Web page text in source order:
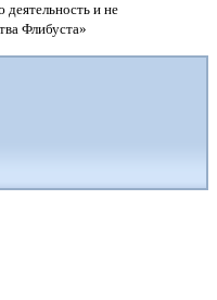
и не
Флибуста»